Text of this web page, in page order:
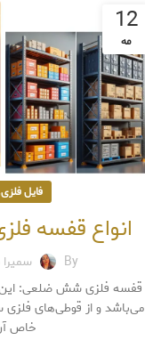
12
مه
فایل فلزی
انواع قفسه
By
قفسه فلزی شش ضلعی:
می‌باشد و از قوطی‌های
خاص